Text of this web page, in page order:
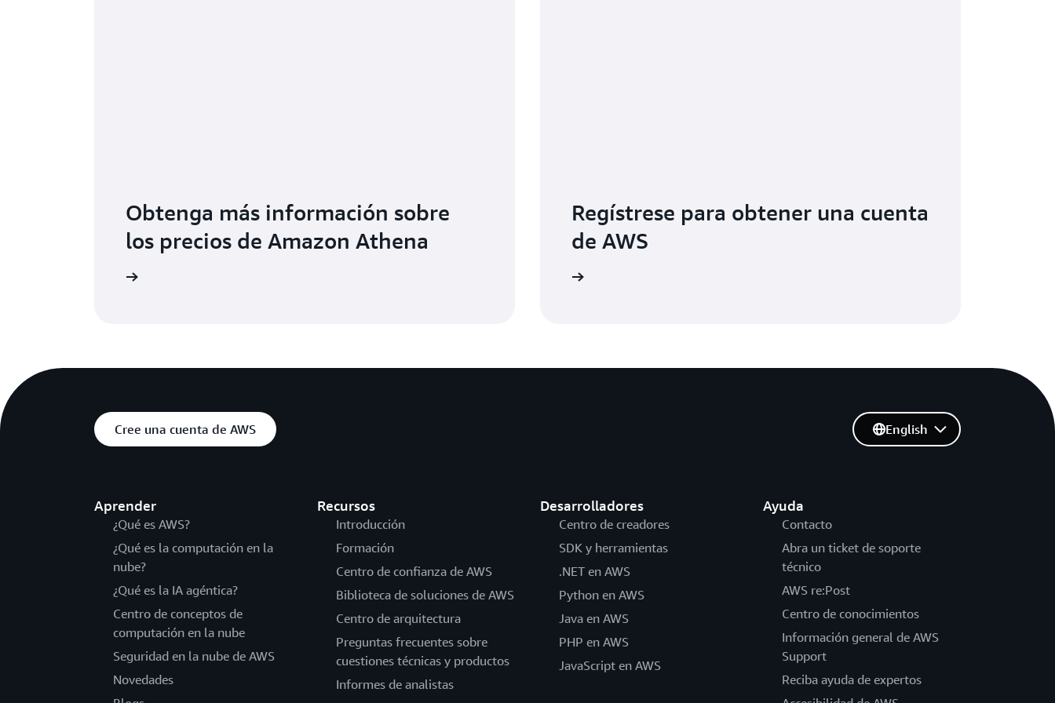
Obtenga más información sobre
los precios de Amazon Athena
Regístrese para obtener una cuenta
de AWS
Cree una cuenta de AWS
Aprender
¿Qué es AWS?
¿Qué es la computación en la
nube?
¿Qué es la IA agéntica?
Centro de conceptos de
computación en la nube
Seguridad en la nube de AWS
Novedades
Recursos
Introducción
Formación
Centro de confianza de AWS
Biblioteca de soluciones de AWS
Centro de arquitectura
Preguntas frecuentes sobre
cuestiones técnicas y productos
Informes de analistas
Desarrolladores
Centro de creadores
SDK y herramientas
.NET en AWS
Python en AWS
Java en AWS
PHP en AWS
JavaScript en AWS
Ayuda
Contacto
Abra un ticket de soporte
técnico
AWS re:Post
Centro de conocimientos
Información general de AWS
Support
Reciba ayuda de expertos
English